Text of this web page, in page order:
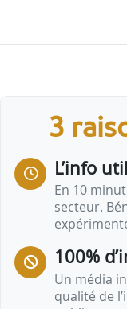
et Chaussées en
3
L’info
En 10
secteur.
100%
Un média
qualité de